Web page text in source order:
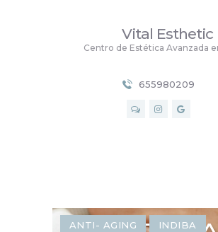
Vital Esthetic
Centro de Estética Avanzada
655980209
Vital Esthetic
BLOG
ANTI- AGING INDIBA